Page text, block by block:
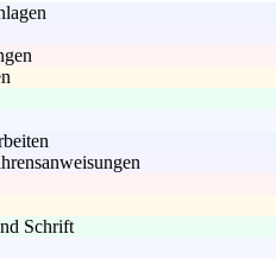
Schrift